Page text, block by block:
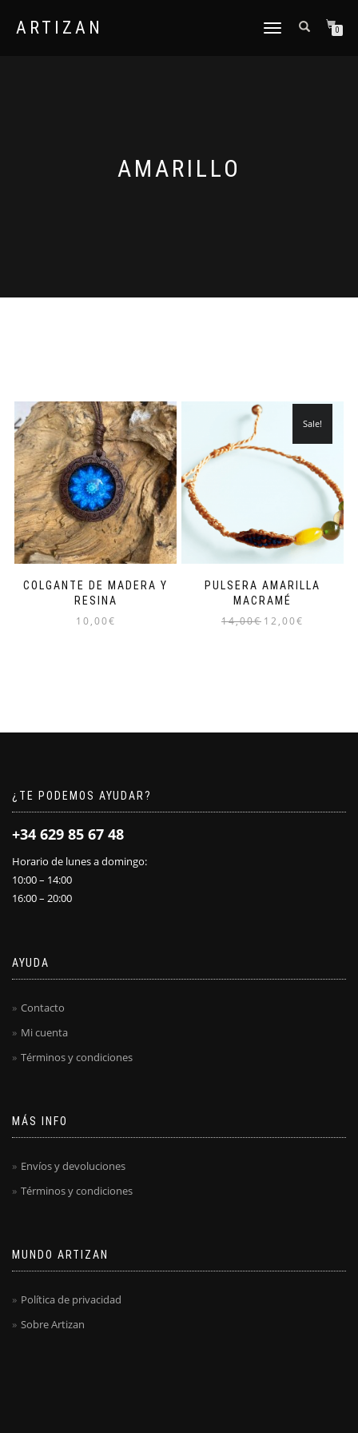
ARTIZAN
CAMBIAR
0
AMARILLO
COLGANTE DE MADERA Y
RESINA
10,00€
PULSERA AMARILLA
MACRAMÉ
Sale!
14,00€ 12,00€
¿TE PODEMOS AYUDAR?
+34 629 85 67 48
Horario de lunes a domingo:
10:00 – 14:00
16:00 – 20:00
AYUDA
Contacto
Mi cuenta
Términos y condiciones
MÁS INFO
Envíos y devoluciones
Términos y condiciones
MUNDO ARTIZAN
Política de privacidad
Sobre Artizan